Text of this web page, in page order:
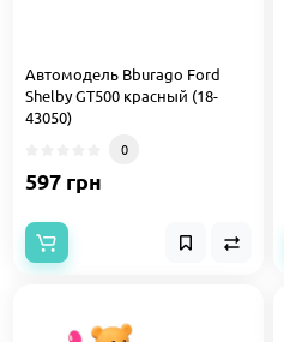
Автомодель Bburago Ford
Shelby GT500 красный (18-
43050)
0
597 грн